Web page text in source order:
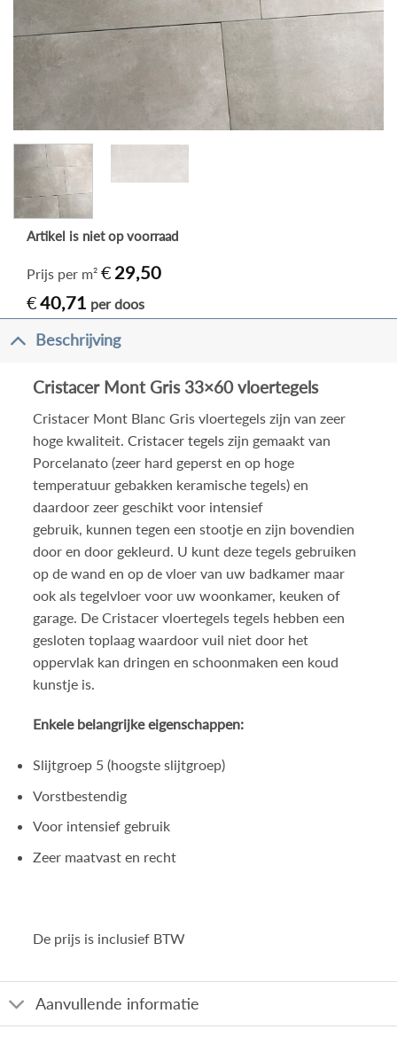
Prijs per m² € 29,50
€40,71 per doos
Artikel is niet op voorraad
Beschrijving
Cristacer Mont Gris 33×60 vloertegels
Cristacer Mont Blanc Gris vloertegels zijn van zeer
hoge kwaliteit. Cristacer tegelszijn gemaakt van
Porcelanato (zeer hard geperst en op hoge
temperatuur gebakken keramische tegels) en
daardoor zeer geschikt voor intensief
gebruik, kunnen tegen een stootje en zijn bovendien
door en door gekleurd. U kunt deze tegels gebruiken
op de wand en op de vloer van uw badkamer maar
ook als tegelvloer voor uw woonkamer, keuken of
garage. De Cristacer vloertegels tegels hebben een
gesloten toplaag waardoor vuil niet door het
oppervlak kan dringen en schoonmaken een koud
kunstje is.
Enkele belangrijke eigenschappen:
Slijtgroep 5 (hoogste slijtgroep)
Vorstbestendig
Voor intensief gebruik
Zeer maatvast en recht
De prijs is inclusief BTW
Aanvullende informatie